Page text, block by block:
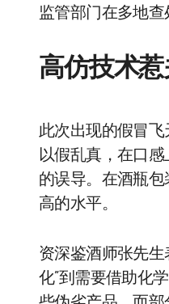
监管部门在多地查
高仿技术
此次出现的假冒飞
以假乱真，在口
的误导。在酒瓶
高的水平。
资深鉴酒师张先
化”到需要借助化